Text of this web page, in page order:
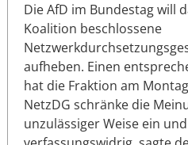
Die AfD im Bundestag will
Koalition beschlossene
aufheben. Einen
hat die Fraktion am
NetzDG schränke die
unzulässiger Weise ein